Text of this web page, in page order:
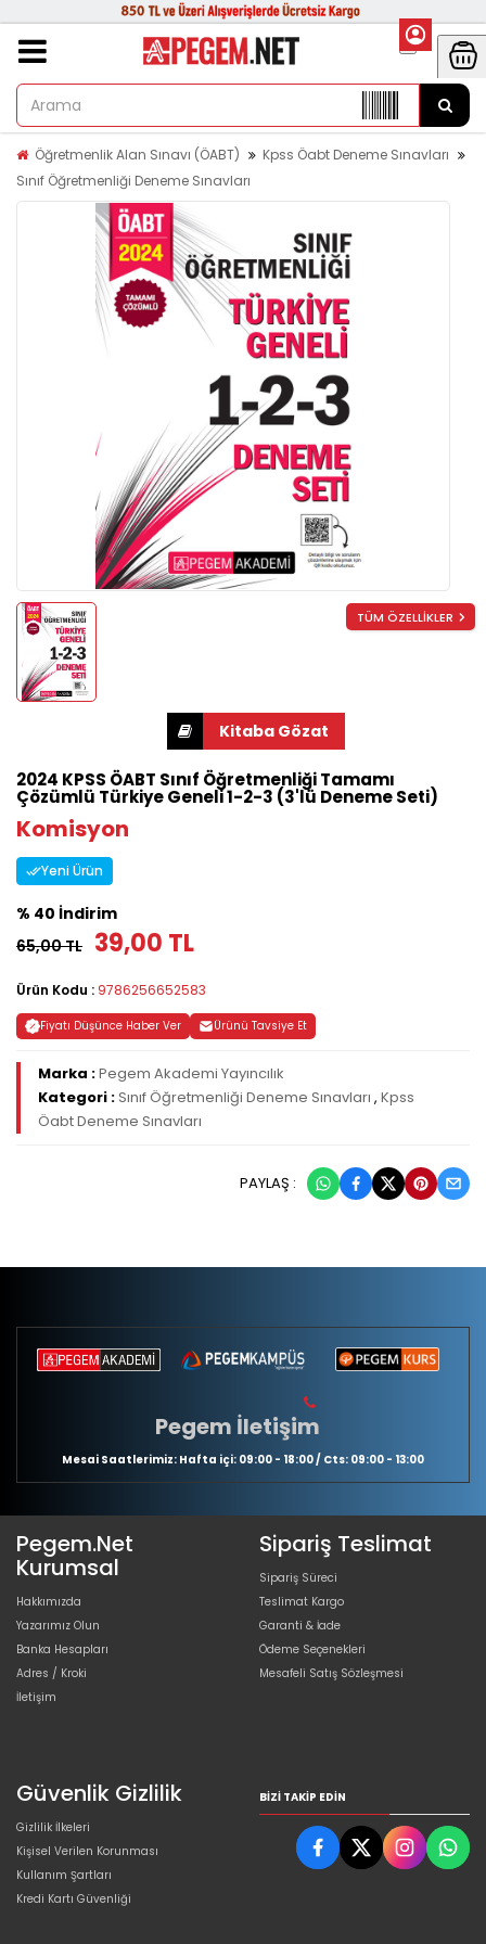
Öğretmenlik Alan Sınavı (ÖABT)
Kpss Öabt Deneme Sınavları
Sınıf Öğretmenliği Deneme Sınavları
TÜM ÖZELLİKLER
2024 KPSS ÖABT Sınıf Öğretmenliği Tamamı
Çözümlü Türkiye Geneli 1-2-3 (3'lü Deneme Seti)
Komisyon
Yeni Ürün
% 40 İndirim
65,00 TL 39,00 TL
Ürün Kodu : 9786256652583
Fiyatı Düşünce Haber Ver Ürünü Tavsiye Et
Marka :Pegem Akademi Yayıncılık
Kategori :Sınıf Öğretmenliği Deneme Sınavları , Kpss
Öabt Deneme Sınavları
PAYLAŞ :
Pegem İletişim
Mesai Saatlerimiz: Hafta içi: 09:00 - 18:00 / Cts: 09:00 - 13:00
Pegem.Net
Kurumsal
Hakkımızda
Yazarımız Olun
Banka Hesapları
Adres / Kroki
İletişim
Sipariş Teslimat
Sipariş Süreci
Teslimat Kargo
Garanti & İade
Ödeme Seçenekleri
Mesafeli Satış Sözleşmesi
Güvenlik Gizlilik
Gizlilik İlkeleri
Kişisel Verilen Korunması
Kullanım Şartları
Kredi Kartı Güvenliği
BIZI TAKIP EDIN